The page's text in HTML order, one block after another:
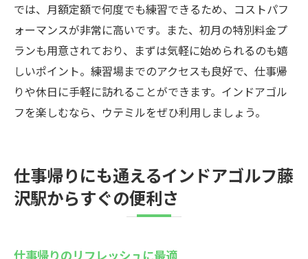
では、月額定額で何度でも練習できるため、コストパフ
ォーマンスが非常に高いです。また、初月の特別料金プ
ランも用意されており、まずは気軽に始められるのも嬉
しいポイント。練習場までのアクセスも良好で、仕事帰
りや休日に手軽に訪れることができます。インドアゴル
フを楽しむなら、ウテミルをぜひ利用しましょう。
仕事帰りにも通えるインドアゴルフ藤
沢駅からすぐの便利さ
仕事帰りのリフレッシュに最適